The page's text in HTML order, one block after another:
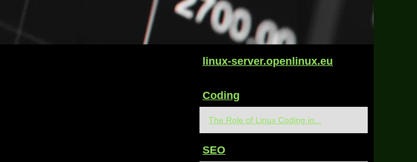
linux-server.openlinux.eu
Coding
The Role of Linux Coding in...
SEO